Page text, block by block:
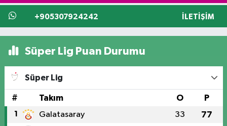
+905307924242 İLETIŞIM
Süper Lig Puan Durumu
Süper Lig
# Takım O P
1 Galatasaray 33 77